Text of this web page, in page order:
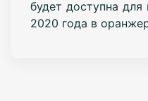
будет доступна
2020 года в